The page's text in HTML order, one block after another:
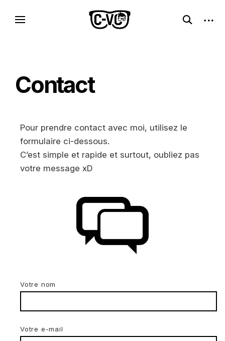
C-VC – Internet Libre, Logiciels & Culture
Geek
Logiciels libres, esprit geek
Contact
Pour prendre contact avec moi, utilisez le
formulaire ci-dessous.
C’est simple et rapide et surtout, oubliez pas
votre message xD
Votre nom
Votre e-mail